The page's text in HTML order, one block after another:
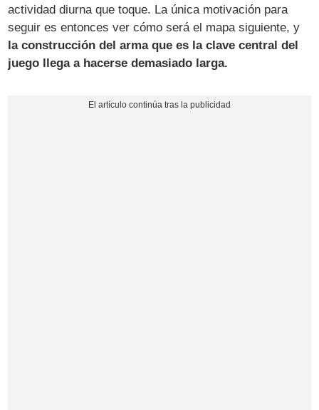
actividad diurna que toque. La única motivación para
seguir es entonces ver cómo será el mapa siguiente, y
la construcción del arma que es la clave central del
juego llega a hacerse demasiado larga.